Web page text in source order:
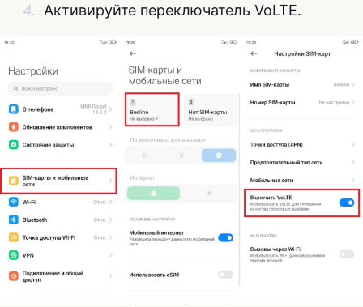
Активируйте переключатель VoLTE.